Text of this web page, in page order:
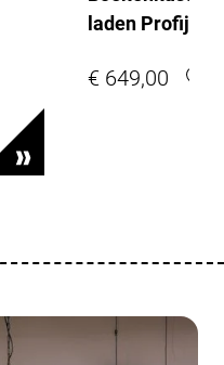
laden Profijt
€ 649,00